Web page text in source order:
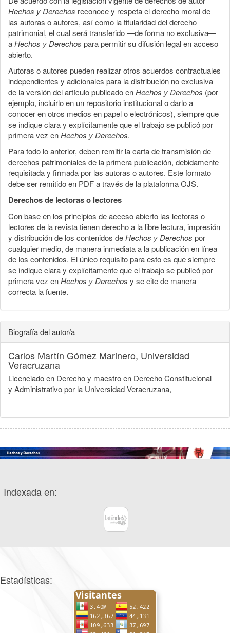
Hechos y Derechos reconoce y respeta el derecho moral de
las autoras o autores, así como la titularidad del derecho
patrimonial, el cual será transferido —de forma no exclusiva—
aHechos y Derechos para permitir su difusión legal en acceso
abierto.
Autoras o autores pueden realizar otros acuerdos contractuales
independientes y adicionales para la distribución no exclusiva
de la versión del artículo publicado enHechos y Derechos (por
ejemplo, incluirlo en un repositorio institucional o darlo a
conocer en otros medios en papel o electrónicos), siempre que
se indique clara y explícitamente que el trabajo se publicó por
primera vez enHechos y Derechos.
Para todo lo anterior, deben remitir la carta de transmisión de
derechos patrimoniales de la primera publicación, debidamente
requisitada y firmada por las autoras o autores. Este formato
debe ser remitido en PDF a través de la plataforma OJS.
Derechos de lectoras o lectores
Con base en los principios de acceso abierto las lectoras o
lectores de la revista tienen derecho a la libre lectura, impresión
y distribución de los contenidos deHechos y Derechos por
cualquier medio, de manera inmediata a la publicación en línea
de los contenidos. El único requisito para esto es que siempre
se indique clara y explícitamente que el trabajo se publicó por
primera vez enHechos y Derechos y se cite de manera
correcta la fuente.
Biografía del autor/a
Carlos Martín Gómez Marinero, Universidad
Veracruzana
Licenciado en Derecho y maestro en Derecho Constitucional
y Administrativo por la Universidad Veracruzana,
Indexada en:
Estadísticas: